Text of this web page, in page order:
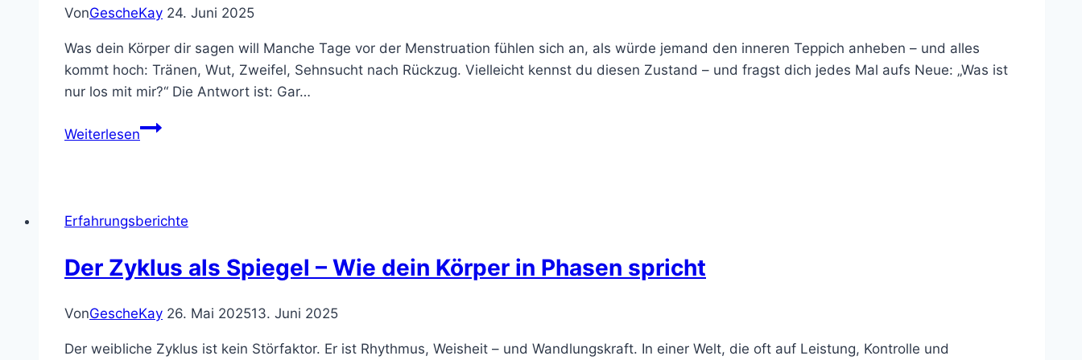
VonGescheKay 24. Juni 2025
Was dein Körper dir sagen will Manche Tage vor der Menstruation fühlen sich an, als würde jemand den inneren Teppich anheben – und alles
kommt hoch: Tränen, Wut, Zweifel, Sehnsucht nach Rückzug. Vielleicht kennst du diesen Zustand – und fragst dich jedes Mal aufs Neue: „Was ist
nur los mit mir?“ Die Antwort ist: Gar…
WeiterlesenPMS
Erfahrungsberichte
Der Zyklus als Spiegel – Wie dein Körper in Phasen spricht
VonGescheKay 26. Mai 202513. Juni 2025
Der weibliche Zyklus ist kein Störfaktor. Er ist Rhythmus, Weisheit – und Wandlungskraft. In einer Welt, die oft auf Leistung, Kontrolle und